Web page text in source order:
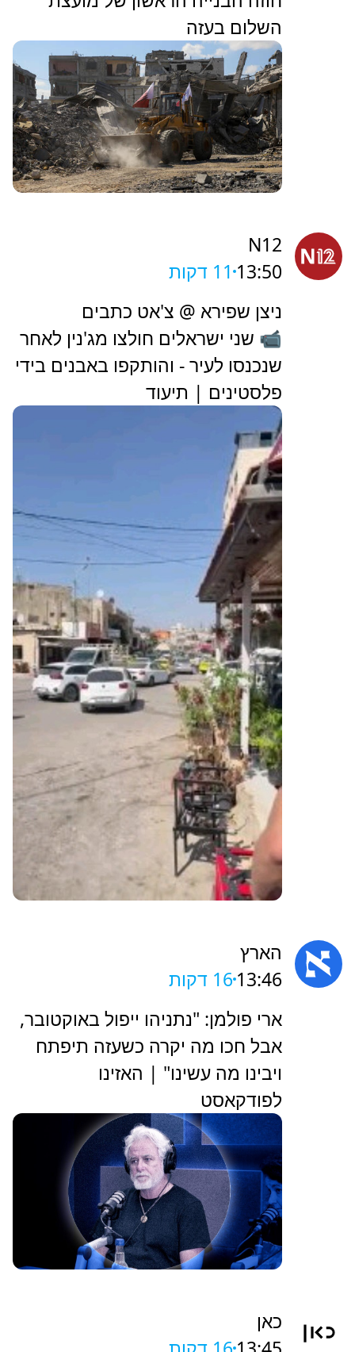
השלום בעזה
N12
13:50 11 דקות
ניצן שפירא @ צ'אט כתבים
📹 שני ישראלים חולצו מג'נין לאחר
שנכנסו לעיר - והותקפו באבנים בידי
פלסטינים | תיעוד
הארץ
13:46 16 דקות
‏ארי פולמן: "נתניהו ייפול באוקטובר,
אבל חכו מה יקרה כשעזה תיפתח
ויבינו מה עשינו" | האזינו
לפודקאסט
כאן